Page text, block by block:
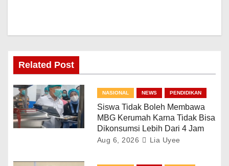
Related Post
NASIONAL NEWS PENDIDIKAN
Siswa Tidak Boleh Membawa
MBG Kerumah Karna Tidak Bisa
Dikonsumsi Lebih Dari 4 Jam
Aug 6, 2026 Lia Uyee